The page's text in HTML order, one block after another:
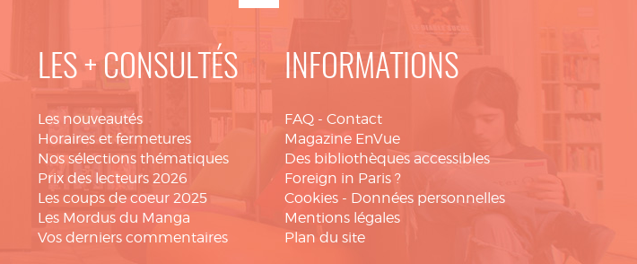
LES + CONSULTÉS
Les nouveautés
Horaires et fermetures
Nos sélections thématiques
Prix des lecteurs 2026
Les coups de coeur 2025
Les Mordus du Manga
Vos derniers commentaires
INFORMATIONS
FAQ - Contact
Magazine EnVue
Des bibliothèques accessibles
Foreign in Paris ?
Cookies - Données personnelles
Mentions légales
Plan du site